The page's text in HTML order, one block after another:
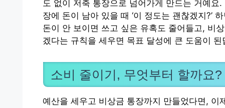
도 없이 저축 통장으로 넘어가게 만드는 거예요
장에 돈이 남아 있을 때 ‘이 정도는 괜찮겠지?’
돈이 안 보이면 쓰고 싶은 유혹도 줄어들고, 비
겠다는 규칙을 세우면 목표 달성에 큰 도움이 된
소비 줄이기, 무엇부터 할까요?
예산을 세우고 비상금 통장까지 만들었다면, 이